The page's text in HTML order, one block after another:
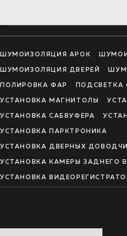
ШУМОИЗОЛЯЦИЯ АРОК
ШУМОИЗОЛЯЦИЯ ДВЕРЕЙ
ПОЛИРОВКА ФАР ПОДСВЕТКА
УСТАНОВКА МАГНИТОЛЫ
УСТАНОВКА САБВУФЕРА
УСТАНОВКА ПАРКТРОНИКА
УСТАНОВКА ДВЕРНЫХ
УСТАНОВКА КАМЕРЫ ЗАДНЕГО
УСТАНОВКА